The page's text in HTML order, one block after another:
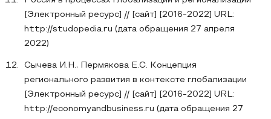
[Электронный ресурс] // [сайт] [2016-2022] URL:
http://studopedia.ru (дата обращения 27 апреля
2022)
Сычева И.Н., Пермякова Е.С. Концепция
регионального развития в контексте глобализации
[Электронный ресурс] // [сайт] [2016-2022] URL:
http://economyandbusiness.ru (дата обращения 27